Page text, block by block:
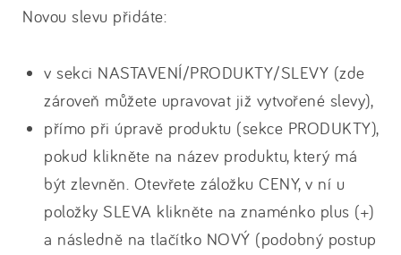
Novou slevu přidáte:
v sekci NASTAVENÍ/PRODUKTY/SLEVY (zde
zároveň můžete upravovat již vytvořené slevy),
přímo při úpravě produktu (sekce PRODUKTY),
pokud klikněte na název produktu, který má
být zlevněn. Otevřete záložku CENY, v ní u
položky SLEVA klikněte na znaménko plus (+)
a následně na tlačítko NOVÝ (podobný postup